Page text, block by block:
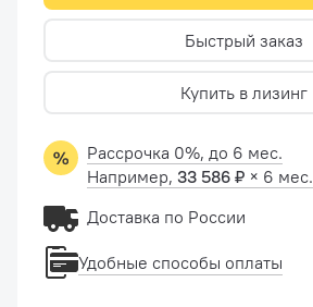
Быстрый заказ
Купить в лизинг
Рассрочка 0%, до 6 мес.
Например, 33 586 ₽ × 6 мес.
Доставка по России
Удобные способы оплаты